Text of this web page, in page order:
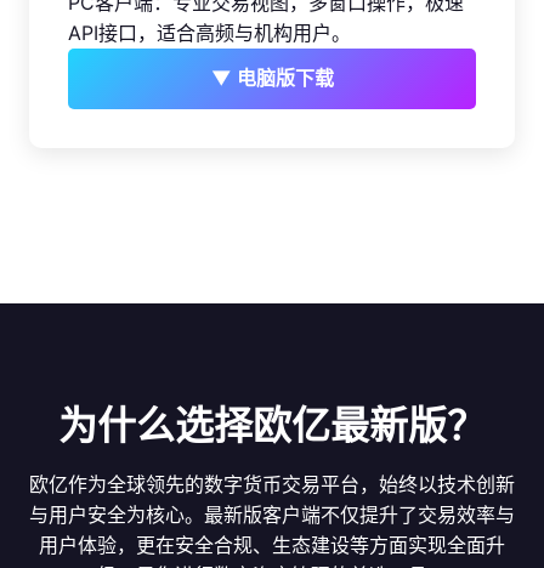
API接口，适合高频与机构用户。
▼ 电脑版下载
为什么选择欧亿最新版？
欧亿作为全球领先的数字货币交易平台，始终以技术创新
与用户安全为核心。最新版客户端不仅提升了交易效率与
用户体验，更在安全合规、生态建设等方面实现全面升